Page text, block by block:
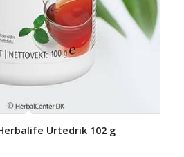
Urtedrik 102 g